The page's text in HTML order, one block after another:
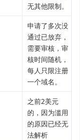
无其他限制。
申请了多次没
通过已放弃，
需要审核，审
核时间随机，
每人只限注册
一个域名。
之前2美元
的，因为滥用
的原因已经无
法解析